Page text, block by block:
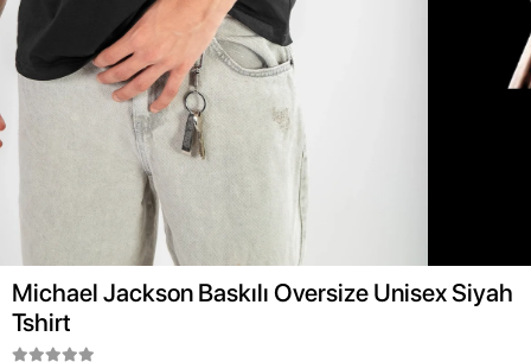
Michael Jackson Baskılı Oversize Unisex Siyah
Tshirt